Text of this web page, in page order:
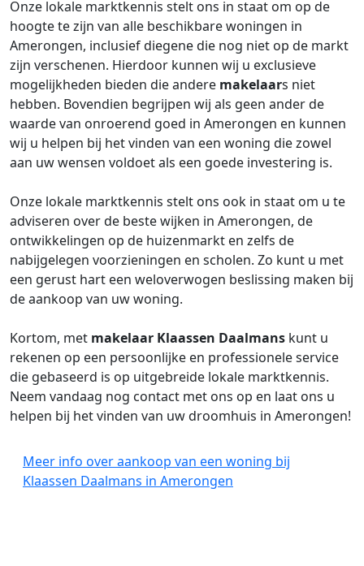
Onze lokale marktkennis stelt ons in staat om op de
hoogte te zijn van alle beschikbare woningen in
Amerongen, inclusief diegene die nog niet op de markt
zijn verschenen. Hierdoor kunnen wij u exclusieve
mogelijkheden bieden die andere makelaars niet
hebben. Bovendien begrijpen wij als geen ander de
waarde van onroerend goed in Amerongen en kunnen
wij u helpen bij het vinden van een woning die zowel
aan uw wensen voldoet als een goede investering is.
Onze lokale marktkennis stelt ons ook in staat om u te
adviseren over de beste wijken in Amerongen, de
ontwikkelingen op de huizenmarkt en zelfs de
nabijgelegen voorzieningen en scholen. Zo kunt u met
een gerust hart een weloverwogen beslissing maken bij
de aankoop van uw woning.
Kortom, met makelaar Klaassen Daalmans kunt u
rekenen op een persoonlijke en professionele service
die gebaseerd is op uitgebreide lokale marktkennis.
Neem vandaag nog contact met ons op en laat ons u
helpen bij het vinden van uw droomhuis in Amerongen!
Meer info over aankoop van een woning bij
Klaassen Daalmans in Amerongen